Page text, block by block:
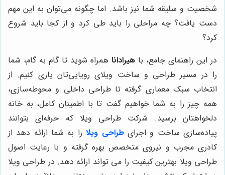
شخصیت و سلیقه شما نیز باشد. اما چگونه می‌توان به این مهم
دست یافت؟ چه مراحلی را باید طی کرد و از کجا باید شروع
کرد؟
در این راهنمای جامع، با هیرادانا همراه شوید تا گام به گام، شما
را در مسیر طراحی و ساخت ویلای رویایی‌تان یاری کنیم. از
انتخاب سبک معماری گرفته تا طراحی داخلی و محوطه‌سازی،
همه چیز را به شما خواهیم گفت تا با اطمینان کامل، به خانه
دلخواهتان برسید. شرکت طراحی ویلا که حرفه‌ای بتوانند
پیاده‌سازی ساخت و اجرایطراحی ویلارا به شما ارائه دهد از
کادری مجرب و نیروی متخصص بهره گرفته و با رعایت اصول
طراحی ویلا بهترین کیفیت را می تواند ارائه دهد. در طراحی ویلا